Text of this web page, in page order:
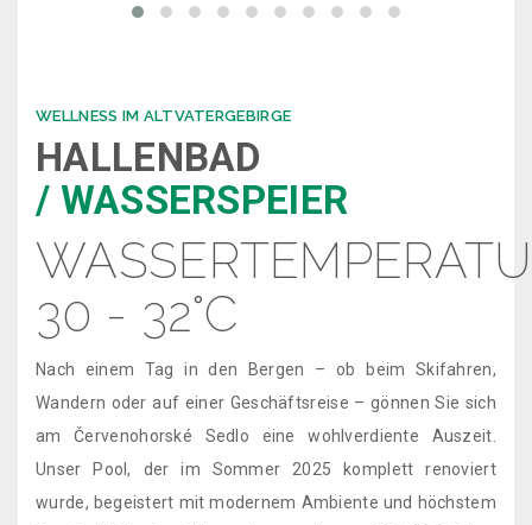
WELLNESS IM ALTVATERGEBIRGE
HALLENBAD
/ WASSERSPEIER
30 - 32°C
Nach einem Tag in den Bergen – ob beim Skifahren,
Wandern oder auf einer Geschäftsreise – gönnen Sie sich
am Červenohorské Sedlo eine wohlverdiente Auszeit.
Unser Pool, der im Sommer 2025 komplett renoviert
wurde, begeistert mit modernem Ambiente und höchstem